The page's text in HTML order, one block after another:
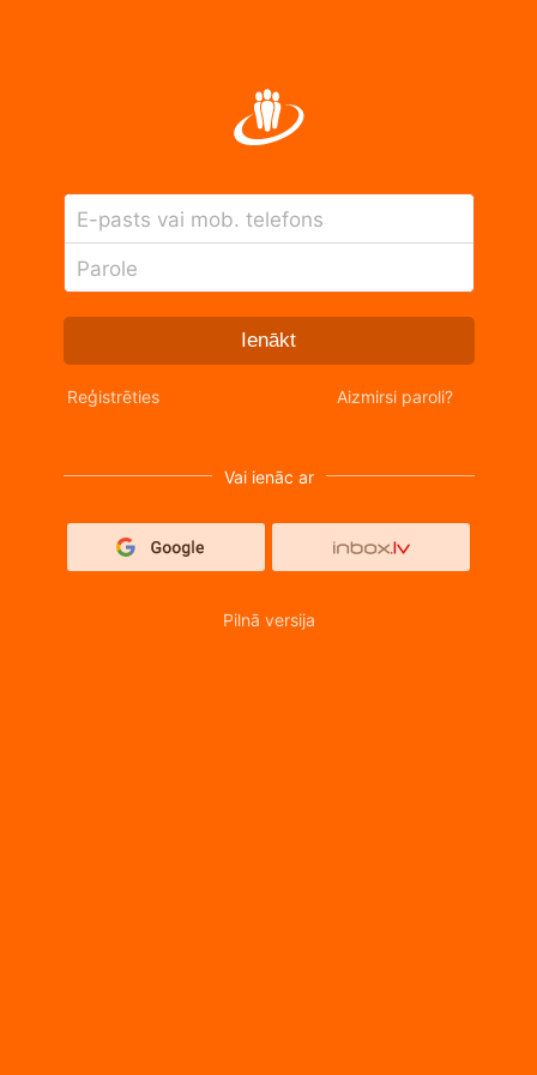
E-pasts vai mob. telefons
Parole
Ienākt
Reģistrēties Aizmirsi paroli?
Vai ienāc ar
Pilnā versija